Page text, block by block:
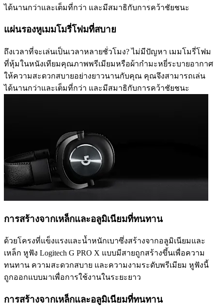
ได้นานกว่าและเต็มที่กว่า และมีสมาธิกับการคว้าชัยชนะ
แผ่นรองหูเมมโมรี่โฟมที่สบาย
ถึงเวลาที่จะเล่นเป็นเวลาหลายชั่วโมง? ไม่มีปัญหา เมมโมรี่โฟม
ที่หุ้มในหนังเทียมคุณภาพพรีเมียมหรือผ้ากำมะหยี่ระบายอากาศ
ให้ความสะดวกสบายอย่างยาวนานกับคุณ คุณจึงสามารถเล่น
ได้นานกว่าและเต็มที่กว่า และมีสมาธิกับการคว้าชัยชนะ
การสร้างจากเหล็กและอลูมิเนียมที่ทนทาน
ด้วยโครงที่แข็งแรงและน้ำหนักเบาซึ่งสร้างจากอลูมิเนียมและ
เหล็ก หูฟัง Logitech G PRO X แบบมีสายถูกสร้างขึ้นเพื่อความ
ทนทาน ความสะดวกสบาย และความงามระดับพรีเมียม หูฟังนี้
ถูกออกแบบมาเพื่อการใช้งานในระยะยาว
การสร้างจากเหล็กและอลูมิเนียมที่ทนทาน